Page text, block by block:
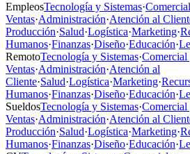
EmpleosTecnología y Sistemas·
Ventas·Administración·Atención al
Producción·Salud·Logística·Marketing·
Humanos·Finanzas·Diseño·Educación·
RemotoTecnología y Sistemas·Comercial
Ventas·Administración·Atención al
Cliente·Salud·Logística·Marketing·
Humanos·Finanzas·Diseño·Educación·
SueldosTecnología y Sistemas·Comercial
Ventas·Administración·Atención al
Producción·Salud·Logística·Marketing·
Humanos·Finanzas·Diseño·Educación·